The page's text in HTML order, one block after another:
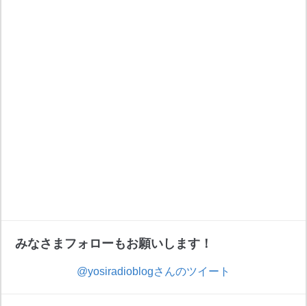
みなさまフォローもお願いします！
@yosiradioblogさんのツイート